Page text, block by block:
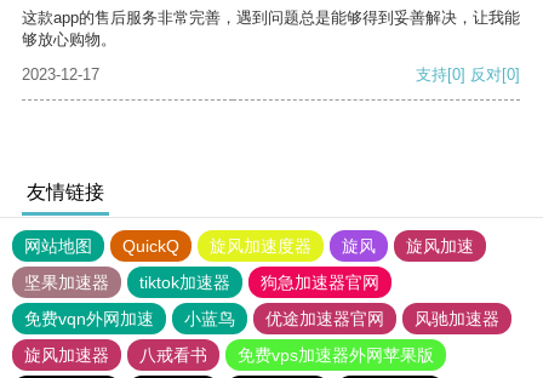
这款app的售后服务非常完善，遇到问题总是能够得到妥善解决，让我能
够放心购物。
2023-12-17
支持[0] 反对[0]
友情链接
网站地图 QuickQ 旋风加速度器 旋风
旋风加速
坚果加速器
tiktok加速器
狗急加速器官网
免费vqn外网加速
小蓝鸟 优途加速器官网
风驰加速器
旋风加速器
八戒看书
免费vps加速器外网苹果版